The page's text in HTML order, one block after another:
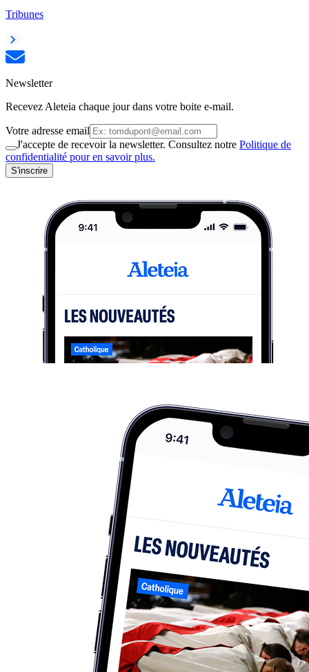
Tribunes
Newsletter
Recevez Aleteia chaque jour dans votre boite e-mail.
Votre adresse email
J'accepte de recevoir la newsletter. Consultez notre Politique de
confidentialité pour en savoir plus.
S'inscrire